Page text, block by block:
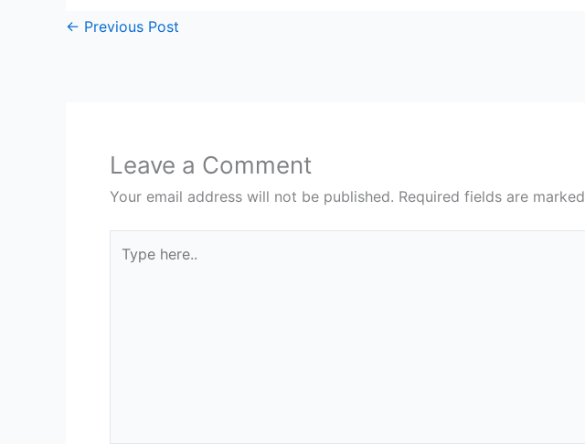
← Previous Post
Leave a Comment
Your email address will not be published. Required fields are marked
here..